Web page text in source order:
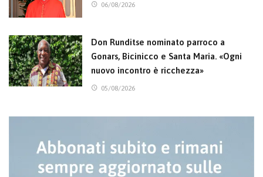
06/08/2026
Don Runditse nominato parroco a
Gonars, Bicinicco e Santa Maria. «Ogni
nuovo incontro è ricchezza»
05/08/2026